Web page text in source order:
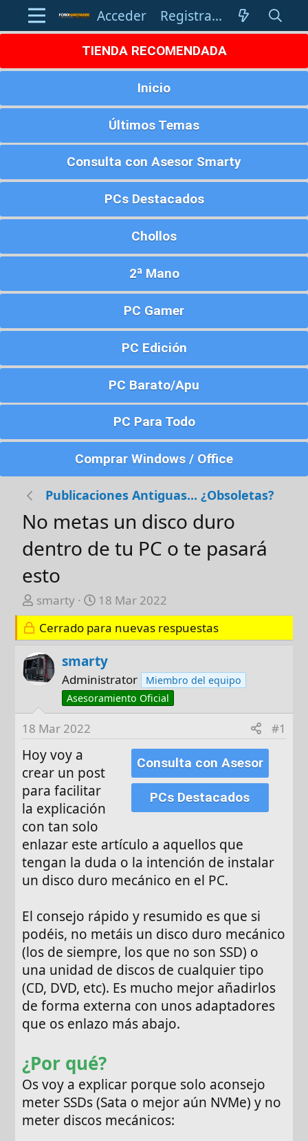
Acceder Registrarse
TIENDA RECOMENDADA
Inicio
Últimos Temas
Consulta con Asesor Smarty
PCs Destacados
Chollos
2ª Mano
PC Gamer
PC Edición
PC Barato/Apu
PC Para Todo
Comprar Windows / Office
Publicaciones Antiguas... ¿Obsoletas?
No metas un disco duro
dentro de tu PC o te pasará
esto
A
u
t
r
smarty
F
e
c
a
d
e
i
i
i
o
18 Mar 2022
Cerrado para nuevas respuestas
smarty
Administrator
Miembro del equipo
Asesoramiento Oficial
18 Mar 2022 #1
Consulta con Asesor
PCs Destacados
Hoy voy a
crear un post
para facilitar
la explicación
con tan solo
enlazar este artículo a aquellos que
tengan la duda o la intención de instalar
un disco duro mecánico en el PC.
El consejo rápido y resumido es que si
podéis, no metáis un disco duro mecánico
(los de siempre, los que no son SSD) o
una unidad de discos de cualquier tipo
(CD, DVD, etc). Es mucho mejor añadirlos
de forma externa con unos adaptadores
que os enlazo más abajo.
¿Por qué?
Os voy a explicar porque solo aconsejo
meter SSDs (Sata o mejor aún NVMe) y no
meter discos mecánicos: